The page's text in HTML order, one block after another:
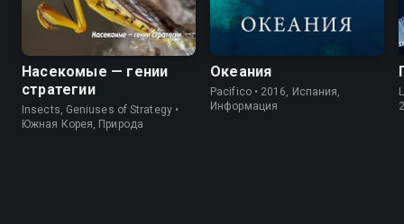
Насекомые — гении
стратегии
Insects, Geniuses of Strategy •
Южная Корея, Природа
Океания
Pacifico • 2016, Испания,
Информация